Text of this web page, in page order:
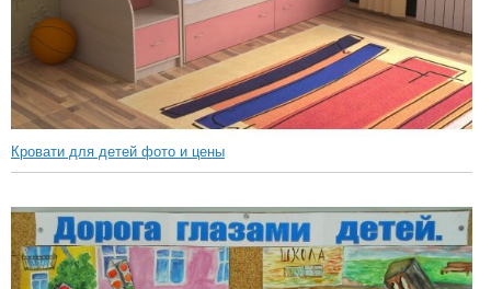
Кровати для детей фото и цены